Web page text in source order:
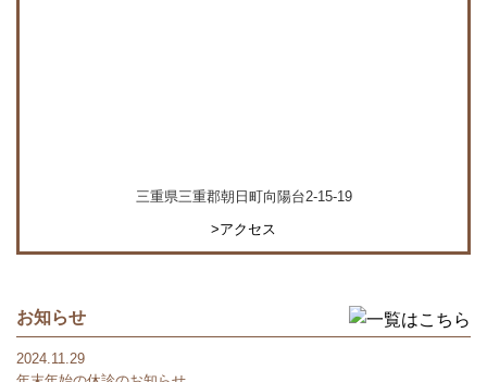
三重県三重郡朝日町向陽台2-15-19
>アクセス
お知らせ
2024.11.29